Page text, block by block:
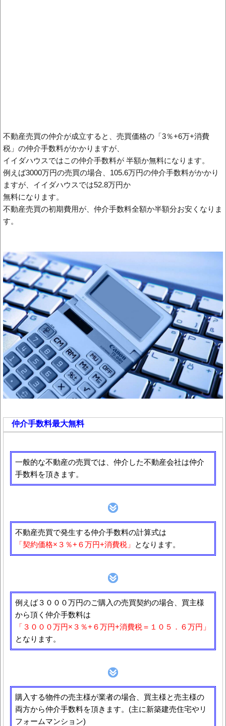
不動産売買の仲介が成立すると、売買価格の「3％+6万+消費
税」の仲介手数料がかかりますが、
イイダハウスではこの仲介手数料が 半額か無料になります。
例えば3000万円の売買の場合、105.6万円の仲介手数料がかかり
ますが、イイダハウスでは52.8万円か
無料になります。
不動産売買の初期費用が、仲介手数料全額か半額分お安くなりま
す。
仲介手数料最大無料
一般的な不動産の売買では、仲介した不動産会社は仲介
手数料を頂きます。
不動産売買で発生する仲介手数料の計算式は
「契約価格×３％+６万円+消費税」
となります。
例えば３０００万円のご購入の売買契約の場合、買主様
から頂く仲介手数料は
「３０００万円×３％+６万円+消費税＝１０５．６万円」
となります。
購入する物件の売主様が業者の場合、買主様と売主様の
両方から仲介手数料を頂きます。(主に新築建売住宅やリ
フォームマンション)